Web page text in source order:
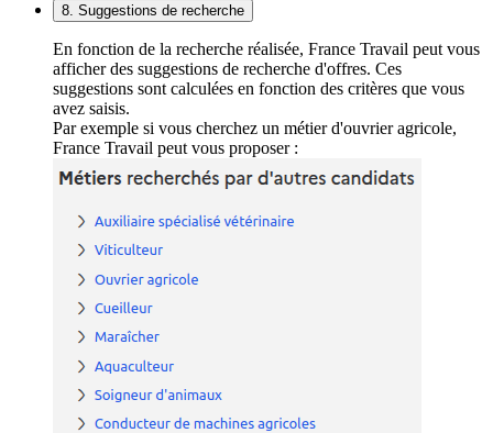
8. Suggestions de recherche
En fonction de la recherche réalisée, France Travail peut vous
afficher des suggestions de recherche d'offres. Ces
suggestions sont calculées en fonction des critères que vous
avez saisis.
Par exemple si vous cherchez un métier d'ouvrier agricole,
France Travail peut vous proposer :